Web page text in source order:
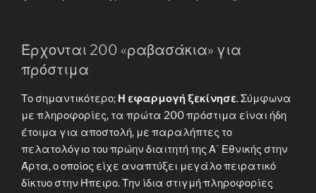
Έρχονται 200 «ραβασάκια» για
πρόστιμα
Το σημαντικότερο; Η εφαρμογή ξεκίνησε. Σύμφωνα
με πληροφορίες, τα πρώτα 200 πρόστιμα είναι ήδη
έτοιμα για αποστολή, με παραλήπτες το
πελατολόγιο του πρώην διαιτητή της Α΄ Εθνικής στην
Άρτα, ο οποίος είχε αναπτύξει μεγάλο πειρατικό
δίκτυο στην Ήπειρο. Την ίδια στιγμή πληροφορίες